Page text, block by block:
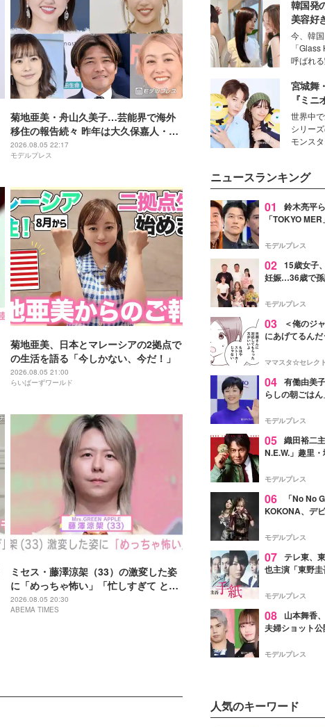
菊地亜美・舟山久美子…芸能界で海外
移住の報告続々 昨年は大久保嘉人・
SHELLY・優木まおみも
2026.08.05 22:17
モデルプレス
菊地亜美、日本とマレーシアの2拠点で
の生活を語る「今しかない、今だ！」
2026.08.05 21:00
らいばーずワールド
ミセス・藤澤涼架（33）の激変した姿
に「めっちゃ怖い」「忙しすぎて とう
とうグレてしまったのね…」「カオス
すぎる」など驚きの声
2026.08.05 20:30
ABEMA TIMES
モデル
好さん
ク。猛
すヒン
生理の
韓国発
美容好
「ヘア
今、韓
「
呼ばれ
ション
して、“
めて注
子。今
な髪を
女性た
宮城舞
『ミ
ズ』の
だけじ
動
世界中
シリー
モンス
デルの
談をお
ら、今
の感動
た。
ニュースランキング
01
鈴木亮平
「TOKYO
最大の敬意とエ
モデルプレス
02 15歳女子
妊娠…36歳で孫
よ！」
モデルプレス
03
＜俺のジ
にあげてるん
ママスタ☆セレクト
04 有働由美
らしの朝ごは
そう」と反響
モデルプレス
05 織田裕二
N.E.W.」趣里
徴する“謎のキ
モデルプレス
06
「No No
KOKONA、デ
リリースへ
モデルプレス
07 テレ東、
也主演「東野
モデルプレス
08
山本舞香
夫婦ショット
モデルプレス
人気のキーワード